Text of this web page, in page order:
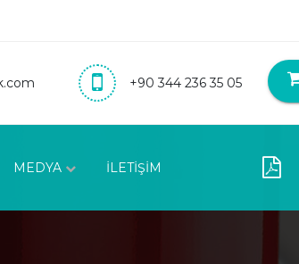
+90 344 236 35 05
MEDYA İLETİŞİM